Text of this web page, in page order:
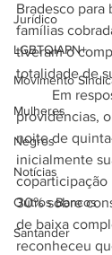
Jurídico
LGBTQIAPN+
Movimento
Mulheres
Negros
Notícias
Outros Bancos
Santander
Bradesco para
famílias
tiveram o
totalidade de
providências,
noite de
inicialmente
coparticipação
30% sobre
de baixa
reconheceu